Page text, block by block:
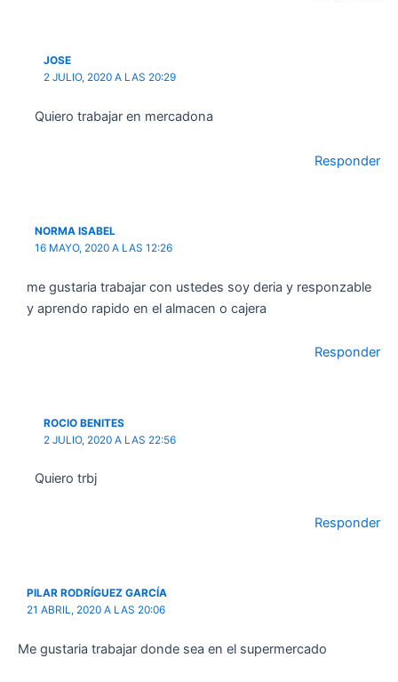
JOSE
2 JULIO, 2020 A LAS 20:29
Quiero trabajar en mercadona
Responder
NORMA ISABEL
16 MAYO, 2020 A LAS 12:26
me gustaria trabajar con ustedes soy deria y responzable
y aprendo rapido en el almacen o cajera
Responder
ROCIO BENITES
2 JULIO, 2020 A LAS 22:56
Quiero trbj
Responder
PILAR RODRÍGUEZ GARCÍA
21 ABRIL, 2020 A LAS 20:06
Me gustaria trabajar donde sea en el supermercado